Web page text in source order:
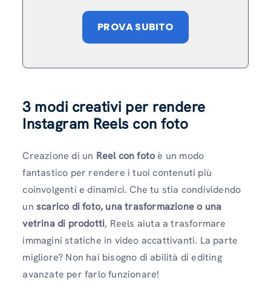
PROVA SUBITO
3 modi creativi per rendere
Instagram Reels con foto
Creazione di un Reel con fotoè un modo
fantastico per rendere i tuoi contenuti più
coinvolgenti e dinamici. Che tu stia condividendo
un scarico di foto, una trasformazione o una
vetrina di prodotti, Reels aiuta a trasformare
immagini statiche in video accattivanti. La parte
migliore? Non hai bisogno di abilità di editing
avanzate per farlo funzionare!